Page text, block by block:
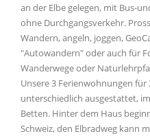
an der Elbe gelegen, mit Bus-
ohne Durchgangsverkehr.
Wandern, angeln, joggen,
"Autowandern" oder auch für
Wanderwege oder
Unsere 3 Ferienwohnungen für
unterschiedlich ausgestattet,
Betten. Hinter dem Haus
Schweiz, den Elbradweg kann